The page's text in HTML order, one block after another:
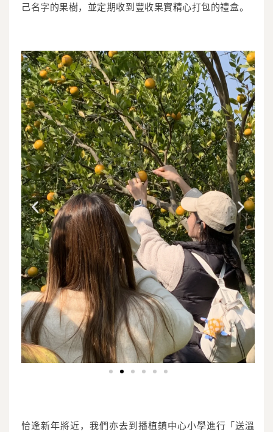
己名字的果樹，並定期收到豐收果實精心打包的禮盒。
恰逢新年將近，我們亦去到播植鎮中心小學進行「送溫